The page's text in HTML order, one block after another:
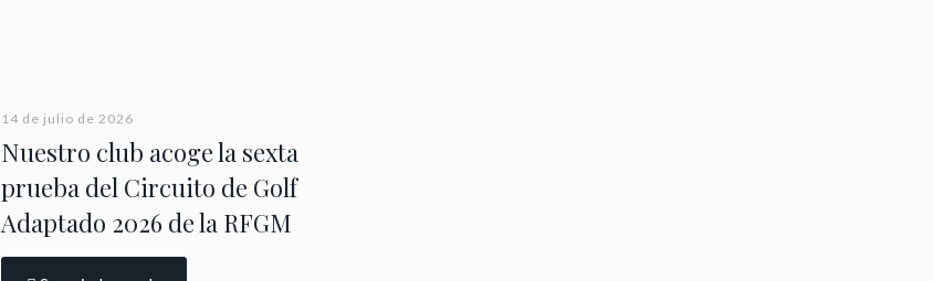
14 de julio de 2026
Nuestro club acoge la sexta
prueba del Circuito de Golf
Adaptado 2026 de la RFGM